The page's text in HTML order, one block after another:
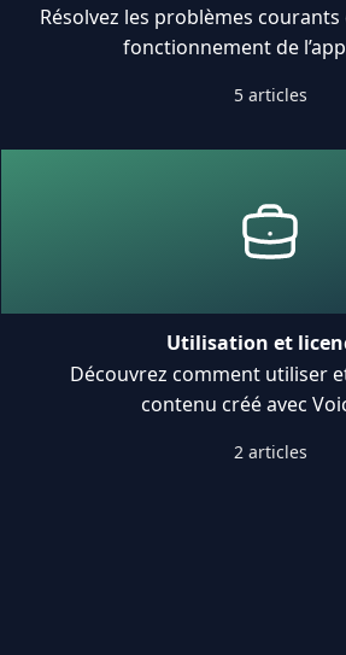
Résolvez les problèmes
fonctionnement de
5 articles
Utilisation et
Découvrez comment utiliser
contenu créé avec
2 articles